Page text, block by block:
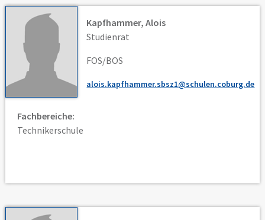
Kapfhammer, Alois
Studienrat
FOS/BOS
alois.kapfhammer.sbsz1@schulen.coburg.de
Fachbereiche:
Technikerschule